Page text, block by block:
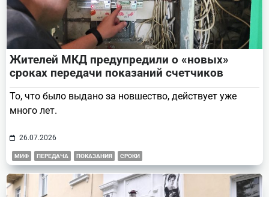
Жителей МКД предупредили о «новых»
сроках передачи показаний счетчиков
То, что было выдано за новшество, действует уже
много лет.
26.07.2026
МИФ ПЕРЕДАЧА ПОКАЗАНИЯ СРОКИ